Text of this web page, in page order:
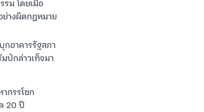
างผิดกฎหมาย
อาคารรัฐสภา
ป์กล่าวเท็จมา
กรรโชก
20 ปี